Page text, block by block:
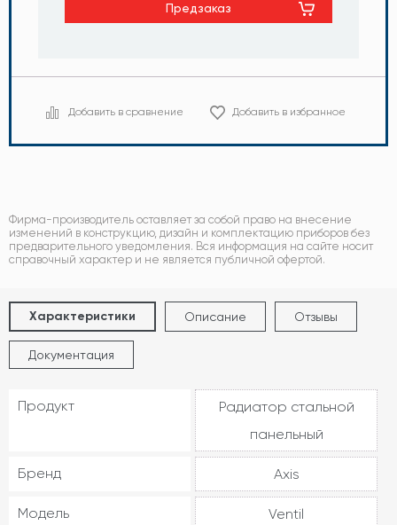
Предзаказ
Добавить в сравнение Добавить в избранное
Фирма-производитель оставляет за собой право на внесение
изменений в конструкцию, дизайн и комплектацию приборов без
предварительного уведомления. Вся информация на сайте носит
справочный характер и не является публичной офертой.
Характеристики Описание Отзывы
Документация
Продукт
Радиатор стальной
панельный
Бренд Axis
Модель Ventil